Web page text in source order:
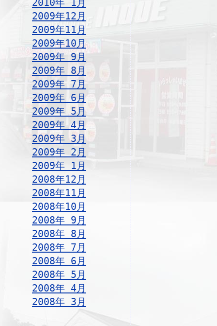
2010年 1月
2009年12月
2009年11月
2009年10月
2009年 9月
2009年 8月
2009年 7月
2009年 6月
2009年 5月
2009年 4月
2009年 3月
2009年 2月
2009年 1月
2008年12月
2008年11月
2008年10月
2008年 9月
2008年 8月
2008年 7月
2008年 6月
2008年 5月
2008年 4月
2008年 3月